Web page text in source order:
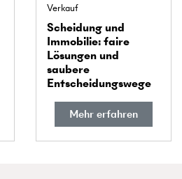
Verkauf
Scheidung und
Immobilie: faire
Lösungen und
saubere
Entscheidungs­wege
Mehr erfahren